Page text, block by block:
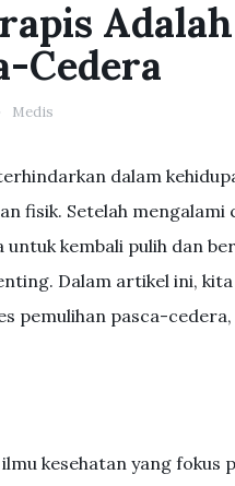
Cedera
Medis
dalam
fisik. Setelah
kembali pulih dan
Dalam artikel ini, kita
pemulihan pasca-
kesehatan yang fokus